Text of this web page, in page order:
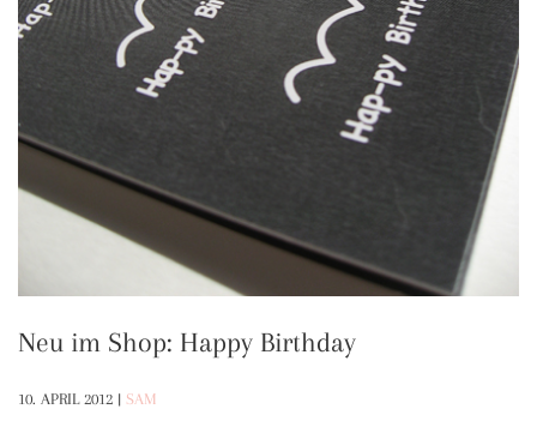
Neu im Shop: Happy Birthday
10. APRIL 2012 | SAM